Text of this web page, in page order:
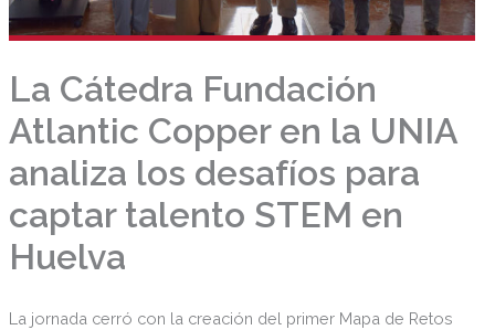
La Cátedra Fundación
Atlantic Copper en la UNIA
analiza los desafíos para
captar talento STEM en
Huelva
La jornada cerró con la creación del primer Mapa de Retos